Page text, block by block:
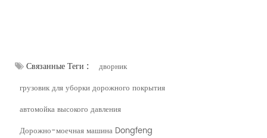
Связанные Теги :
дворник
грузовик для уборки дорожного покрытия
автомойка высокого давления
Дорожно-моечная машина Dongfeng